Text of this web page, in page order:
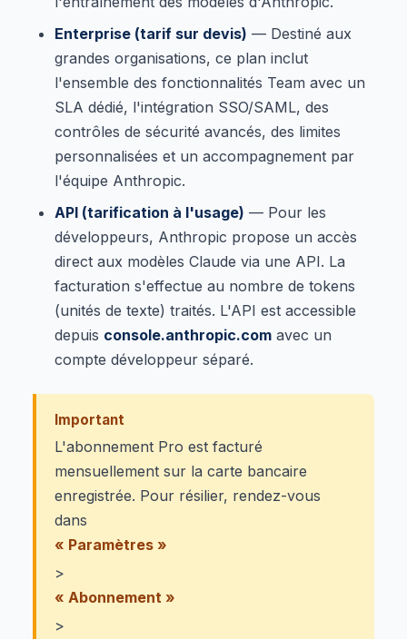
Enterprise (tarif sur devis) — Destiné aux
grandes organisations, ce plan inclut
l'ensemble des fonctionnalités Team avec un
SLA dédié, l'intégration SSO/SAML, des
contrôles de sécurité avancés, des limites
personnalisées et un accompagnement par
l'équipe Anthropic.
API (tarification à l'usage) — Pour les
développeurs, Anthropic propose un accès
direct aux modèles Claude via une API. La
facturation s'effectue au nombre de tokens
(unités de texte) traités. L'API est accessible
depuis console.anthropic.com avec un
compte développeur séparé.
Important
L'abonnement Pro est facturé
mensuellement sur la carte bancaire
enregistrée. Pour résilier, rendez-vous
dans
« Paramètres »
>
« Abonnement »
>